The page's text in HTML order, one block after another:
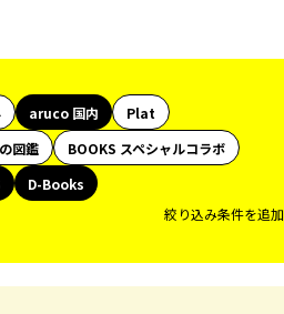
aruco 国内
Plat
図鑑
BOOKS スペシャルコラボ
D-Books
絞り込み条件を追加